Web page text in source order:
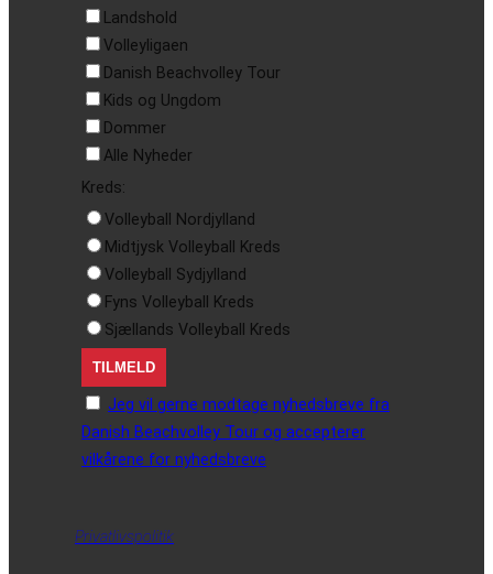
Landshold
Volleyligaen
Danish Beachvolley Tour
Kids og Ungdom
Dommer
Alle Nyheder
Kreds:
Volleyball Nordjylland
Midtjysk Volleyball Kreds
Volleyball Sydjylland
Fyns Volleyball Kreds
Sjællands Volleyball Kreds
Jeg vil gerne modtage nyhedsbreve fra
Danish Beachvolley Tour og accepterer
vilkårene for nyhedsbreve
Privatlivspolitik